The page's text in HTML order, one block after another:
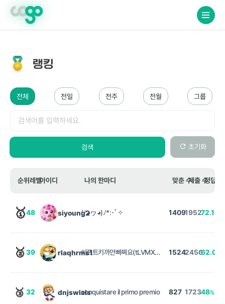
crossorigin="anonymous">
랭킹
전체 전일 전주 전월
그룹
검색 초기화
순위레벨아이디 나의 한마디 맞춘 수제출 수정답
🥇48 siyoung2(ﾉ◕ヮ◕)ﾉ*:･ﾟ✧ 1409195272.18
🥈39 rlaqhrms1 씨프트키까안빠쪄요(tLVMXMZLrKDKSqKwUDY) 1524245662.05
🥉 32 dnjswlalsconquistare il primo premio 827 172348%